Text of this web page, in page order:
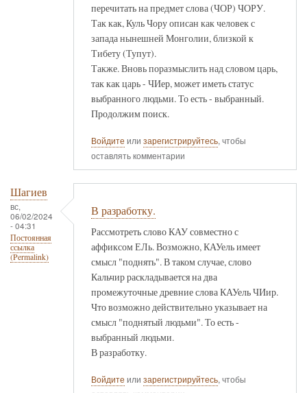
перечитать на предмет слова (ЧОР) ЧОРУ.
Так как, Куль Чору описан как человек с
запада нынешней Монголии, близкой к
Тибету (Тупут).
Также. Вновь поразмыслить над словом царь,
так как царь - ЧИер, может иметь статус
выбранного людьми. То есть - выбранный.
Продолжим поиск.
Войдите или зарегистрируйтесь, чтобы
оставлять комментарии
Шагиев
вс,
06/02/2024
- 04:31
Постоянная
ссылка
(Permalink)
В разработку.
Рассмотреть слово КАУ совместно с
аффиксом ЕЛь. Возможно, КАУель имеет
смысл "поднять". В таком случае, слово
Кальчир раскладывается на два
промежуточные древние слова КАУель ЧИир.
Что возможно действительно указывает на
смысл "поднятый людьми". То есть -
выбранный людьми.
В разработку.
Войдите или зарегистрируйтесь, чтобы